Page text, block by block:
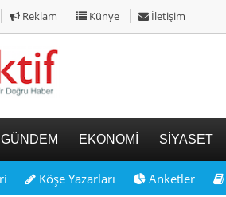
Reklam Künye İletişim
GÜNDEM EKONOMİ SİYASET
Köşe Yazarları Anketler